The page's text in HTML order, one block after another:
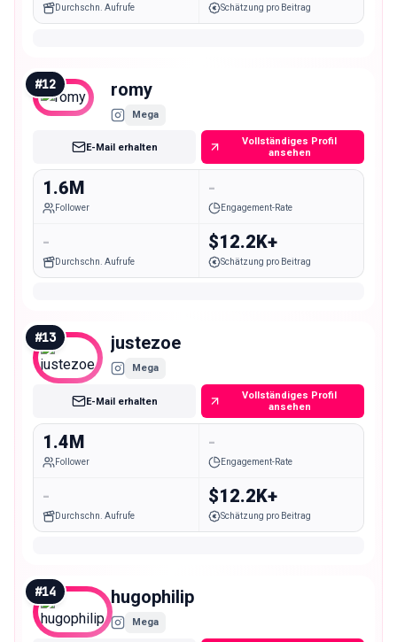
Durchschn. Aufrufe Schätzung pro Beitrag
#12 romy
Mega
E-Mail erhalten
Vollständiges Profil
ansehen
1.6M
Follower
-
Engagement-Rate
-
Durchschn. Aufrufe
$12.2K+
Schätzung pro Beitrag
#13 justezoe
Mega
E-Mail erhalten
Vollständiges Profil
ansehen
1.4M
Follower
-
Engagement-Rate
-
Durchschn. Aufrufe
$12.2K+
Schätzung pro Beitrag
#14 hugophilip
Mega